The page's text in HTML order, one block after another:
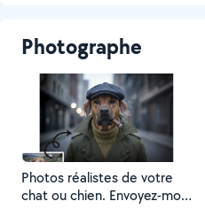
Photographe
Photos réalistes de votre
chat ou chien. Envoyez-moi